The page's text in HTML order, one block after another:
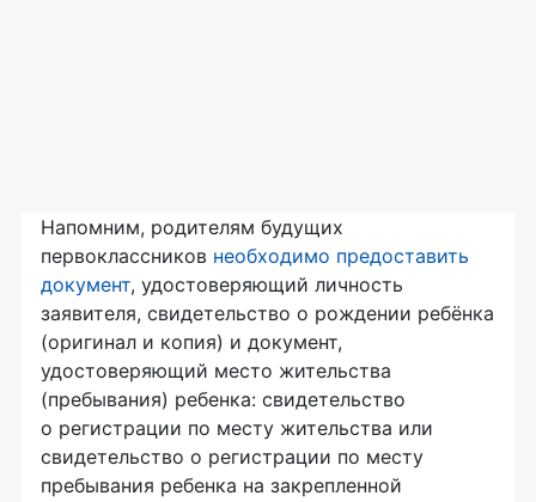
Напомним, родителям будущих
первоклассников необходимо предоставить
документ, удостоверяющий личность
заявителя, свидетельство о рождении ребёнка
(оригинал и копия) и документ,
удостоверяющий место жительства
(пребывания) ребенка: свидетельство
о регистрации по месту жительства или
свидетельство о регистрации по месту
пребывания ребенка на закрепленной